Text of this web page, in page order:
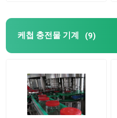
주스 충전물 기계
자동 오일 충전기
소스 충전기
케첩 충전물 기계
케첩 충전물 기계 (9)